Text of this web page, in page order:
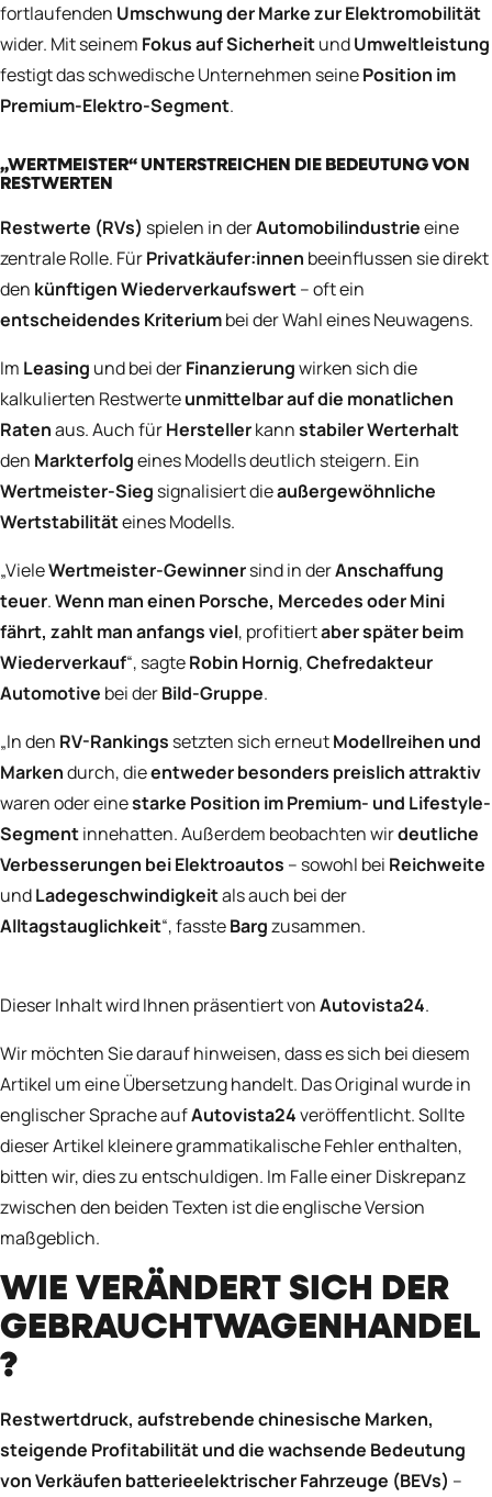
fortlaufenden Umschwung der Marke zur Elektromobilität
wider. Mit seinem Fokus auf SicherheitundUmweltleistung
festigt das schwedische Unternehmen seinePosition im
Premium-Elektro-Segment.
„WERTMEISTER“ UNTERSTREICHEN DIE BEDEUTUNG VON
RESTWERTEN
Restwerte (RVs) spielen in derAutomobilindustrieeine
zentrale Rolle. FürPrivatkäufer:innen beeinflussen sie direkt
den künftigen Wiederverkaufswert– oft ein
entscheidendes Kriteriumbei der Wahl eines Neuwagens.
Im Leasing und bei derFinanzierungwirken sich die
kalkulierten Restwerteunmittelbar auf die monatlichen
Ratenaus. Auch fürHerstellerkannstabiler Werterhalt
den Markterfolgeines Modells deutlich steigern. Ein
Wertmeister-Sieg signalisiert dieaußergewöhnliche
Wertstabilitäteines Modells.
„VieleWertmeister-Gewinnersind in derAnschaffung
teuer.Wenn man einen Porsche, Mercedes oder Mini
fährt, zahlt man anfangs viel, profitiertaber später beim
Wiederverkauf“, sagteRobin Hornig,Chefredakteur
Automotive bei derBild-Gruppe.
„In den RV-Rankings setzten sich erneutModellreihen und
Markendurch, dieentweder besonders preislich attraktiv
waren oder einestarke Position im Premium- und Lifestyle-
Segmentinnehatten. Außerdem beobachten wirdeutliche
Verbesserungen bei Elektroautos – sowohl bei Reichweite
undLadegeschwindigkeitals auch bei der
Alltagstauglichkeit“, fassteBargzusammen.
Dieser Inhalt wird Ihnen präsentiert vonAutovista24.
Wir möchten Sie darauf hinweisen, dass es sich bei diesem
Artikel um eine Übersetzung handelt. Das Original wurde in
englischer Sprache aufAutovista24veröffentlicht. Sollte
dieser Artikel kleinere grammatikalische Fehler enthalten,
bitten wir, dies zu entschuldigen. Im Falle einer Diskrepanz
zwischen den beiden Texten ist die englische Version
maßgeblich.
WIE VERÄNDERT SICH DER
GEBRAUCHTWAGENHANDEL
?
Restwertdruck, aufstrebende chinesische Marken,
steigende Profitabilität und die wachsende Bedeutung
von Verkäufen batterieelektrischer Fahrzeuge (BEVs) –